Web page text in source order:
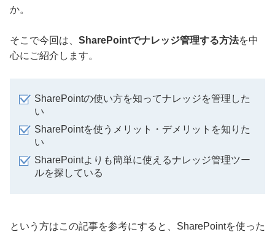
か。
そこで今回は、 SharePointでナレッジ管理する方法を中
心にご紹介します。
SharePointの使い方を知ってナレッジを管理した
い
SharePointを使うメリット・デメリットを知りた
い
SharePointよりも簡単に使えるナレッジ管理ツー
ルを探している
という方はこの記事を参考にすると、SharePointを使った